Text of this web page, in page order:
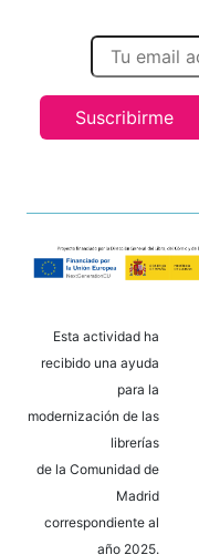
Suscribirme
Esta actividad ha
recibido una ayuda
para la
modernización de las
librerías
de la Comunidad de
Madrid
correspondiente al
año 2025.